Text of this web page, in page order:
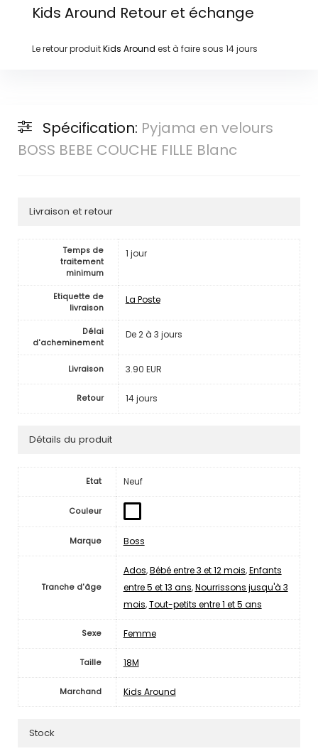
Kids Around Retour et échange
Le retour produitKids Around est à faire sous 14 jours
Spécification: Pyjama en velours
BOSS BEBE COUCHE FILLE Blanc
Livraison et retour
Temps de
traitement
minimum
1 jour
Etiquette de
livraison
La Poste
Délai
d'acheminement
De 2 à 3 jours
Livraison 3.90 EUR
Retour 14 jours
Détails du produit
Etat Neuf
Couleur
Marque Boss
Tranche d'âge
Ados,Bébé entre 3 et 12 mois,Enfants
entre 5 et 13 ans,Nourrissons jusqu'à 3
mois,Tout-petits entre 1 et 5 ans
Sexe Femme
Taille 18M
Marchand Kids Around
Stock